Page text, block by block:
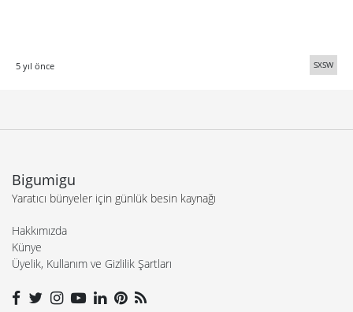
5 yıl önce SXSW
Bigumigu
Yaratıcı bünyeler için günlük besin kaynağı
Hakkımızda
Künye
Üyelik, Kullanım ve Gizlilik Şartları